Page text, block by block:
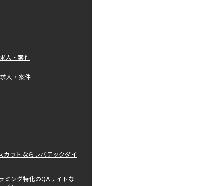
人・案件
人・案件
カウトならレバテックダイ
ミング特化のQAサイトな